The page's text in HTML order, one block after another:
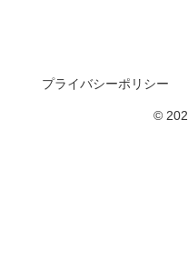
プライバシーポリシー
©